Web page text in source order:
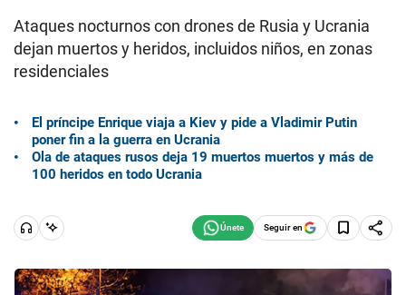
Ataques nocturnos con drones de Rusia y Ucrania
dejan muertos y heridos, incluidos niños, en zonas
residenciales
El príncipe Enrique viaja a Kiev y pide a Vladimir Putin
poner fin a la guerra en Ucrania
Ola de ataques rusos deja 19 muertos muertos y más de
100 heridos en todo Ucrania
Seguir en